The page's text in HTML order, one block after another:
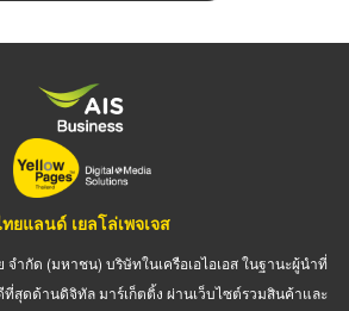
ยแลนด์ เยลโล่เพจเจส
จำกัด (มหาชน) บริษัทในเครือเอไอเอส ในฐานะผู้นำที่
สุดด้านดิจิทัล มาร์เก็ตติ้ง ผ่านเว็บไซต์รวมสินค้าและ